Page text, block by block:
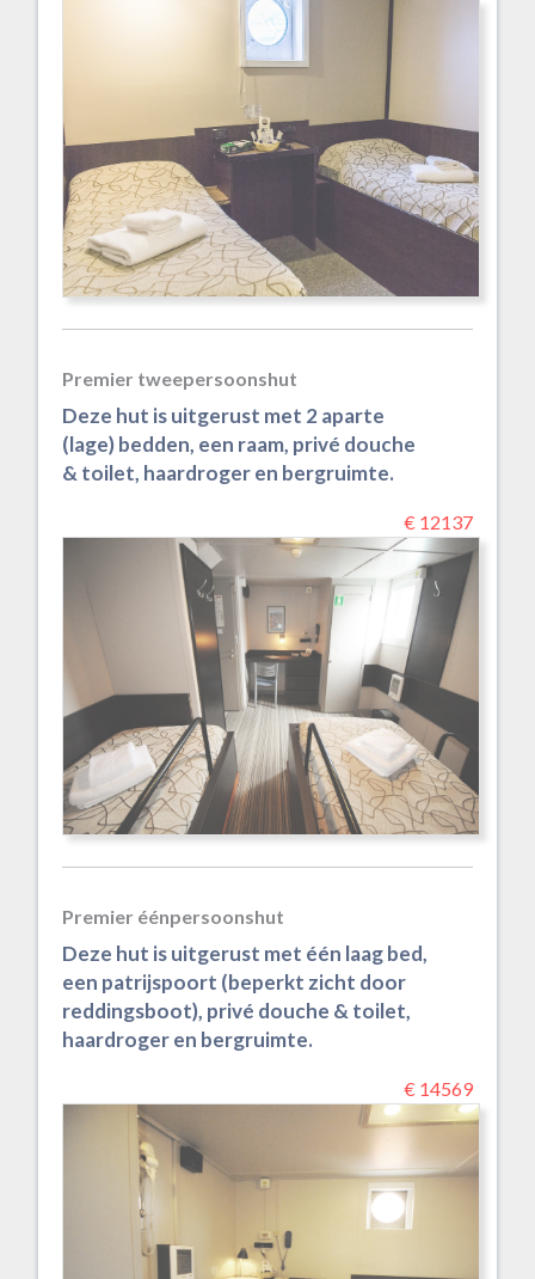
Premier tweepersoonshut
Deze hut is uitgerust met 2 aparte
(lage) bedden, een raam, privé douche
& toilet, haardroger en bergruimte.
€ 12137
Premier éénpersoonshut
Deze hut is uitgerust met één laag bed,
een patrijspoort (beperkt zicht door
reddingsboot), privé douche & toilet,
haardroger en bergruimte.
€ 14569